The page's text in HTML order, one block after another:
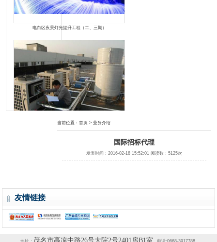
电白区夜景灯光提升工程（二、三期）
茂名职业技术学院文明北校区学生宿舍热水供应项目
茂名市电白区人民法院档案数字化加工服务项目
当前位置：首页 > 业务介绍
国际招标代理
发表时间：2016-02-18 15:52:01 阅读数：5125次
友情链接
茂名市高凉中路26号大院2号2401房B1室